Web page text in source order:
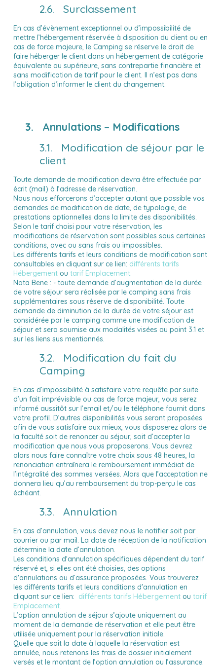
2.6. Surclassement
En cas d’évènement exceptionnel ou d’impossibilité de
mettre l’hébergement réservée à disposition du client ou en
cas de force majeure, le Camping se réserve le droit de
faire héberger le client dans un hébergement de catégorie
équivalente ou supérieure, sans contrepartie financière et
sans modification de tarif pour le client. Il n’est pas dans
l’obligation d’informer le client du changement.
3. Annulations – Modifications
3.1. Modification de séjour par le
client
Toute demande de modification devra être effectuée par
écrit (mail) à l’adresse de réservation.
Nous nous efforcerons d’accepter autant que possible vos
demandes de modification de date, de typologie, de
prestations optionnelles dans la limite des disponibilités.
Selon le tarif choisi pour votre réservation, les
modifications de réservation sont possibles sous certaines
conditions, avec ou sans frais ou impossibles.
Les différents tarifs et leurs conditions de modification sont
consultables en cliquant sur ce lien: différents tarifs
Hébergementou tarif Emplacement.
Nota Bene : - toute demande d’augmentation de la durée
de votre séjour sera réalisée par le camping sans frais
supplémentaires sous réserve de disponibilité. Toute
demande de diminution de la durée de votre séjour est
considérée par le camping comme une modification de
séjour et sera soumise aux modalités visées au point 3.1 et
sur les liens sus mentionnés.
3.2. Modification du fait du
Camping
En cas d’impossibilité à satisfaire votre requête par suite
d’un fait imprévisible ou cas de force majeur, vous serez
informé aussitôt sur l’email et/ou le téléphone fournit dans
votre profil. D’autres disponibilités vous seront proposées
afin de vous satisfaire aux mieux, vous disposerez alors de
la faculté soit de renoncer au séjour, soit d’accepter la
modification que nous vous proposerons. Vous devrez
alors nous faire connaître votre choix sous 48 heures, la
renonciation entraînera le remboursement immédiat de
l’intégralité des sommes versées. Alors que l’acceptation ne
donnera lieu qu’au remboursement du trop-perçu le cas
échéant.
3.3. Annulation
En cas d’annulation, vous devez nous le notifier soit par
courrier ou par mail. La date de réception de la notification
détermine la date d’annulation.
Les conditions d'annulation spécifiques dépendent du tarif
réservé et, si elles ont été choisies, des options
d'annulations ou d’assurance proposées. Vous trouverez
les différents tarifs et leurs conditions d'annulation en
cliquant sur ce lien: différents tarifs Hébergementou tarif
Emplacement.
L’option annulation de séjour s’ajoute uniquement au
moment de la demande de réservation et elle peut être
utilisée uniquement pour la réservation initiale.
Quelle que soit la date à laquelle la réservation est
annulée, nous retenons les frais de dossier initialement
versés et le montant de l’option annulation ou l’assurance.